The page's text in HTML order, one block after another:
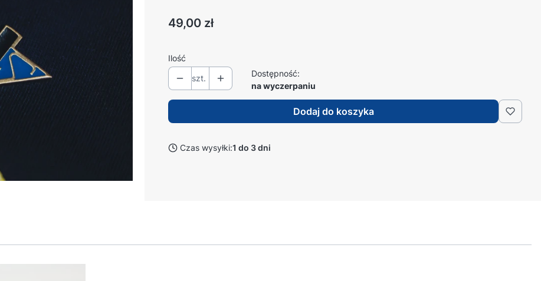
Cena
49,00 zł
Ilość
szt.
Dostępność:
na wyczerpaniu
Dodaj do koszyka
Czas wysyłki:1 do 3 dni